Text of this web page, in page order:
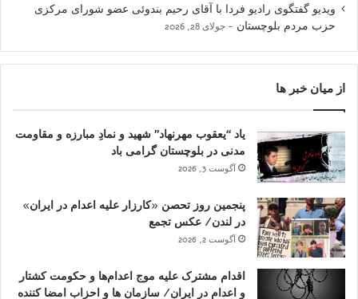
ویدیو گفتگوی رادیو فردا با آقای رحیم بندوئی عضو شورای مرکزی
حزب مردم بلوچستان
جولای 28, 2026
از میان خبر ها
یاد “یعقوب مهرنهاد” شهید و نمادِ مبارزه و مقاومت
مدنی در بلوچستان گرامی باد
آگوست 3, 2026
پنجمین روز تحصن «کارزار علیه اعدام در ایران»
در لندن/ عکس تجمع
آگوست 2, 2026
اقدام مشترک علیه موج اعدام‌ها و حکومت کشتار
و اعدام در ایران/ سازمان ها و احزاب امضا کننده